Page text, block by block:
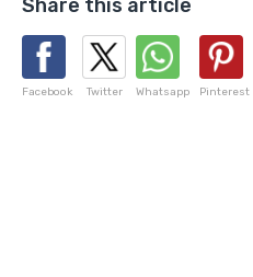
Share this article
Facebook Twitter Whatsapp Pinterest